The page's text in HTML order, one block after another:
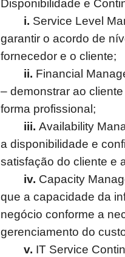
Disponibilidade e
i. Service Level
garantir o acordo de
fornecedor e o cliente;
ii. Financial
– demonstrar ao
forma profissional;
iii. Availability
a disponibilidade e
satisfação do cliente e
iv. Capacity
que a capacidade da
negócio conforme a
gerenciamento do
v. IT Service